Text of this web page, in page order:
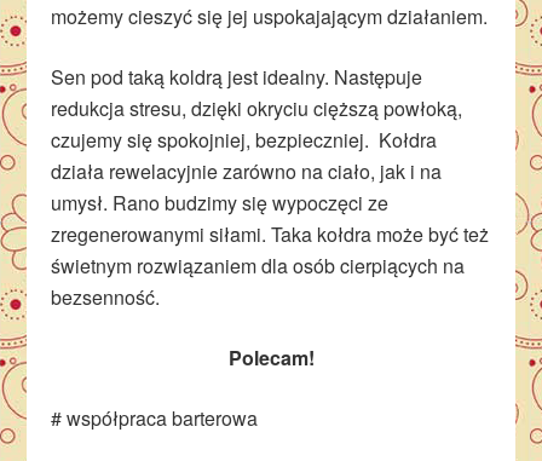
możemy cieszyć się jej uspokajającym działaniem.
Sen pod taką koldrą jest idealny. Następuje
redukcja stresu, dzięki okryciu cięższą powłoką,
czujemy się spokojniej, bezpieczniej. Kołdra
działa rewelacyjnie zarówno na ciało, jak i na
umysł. Rano budzimy się wypoczęci ze
zregenerowanymi siłami. Taka kołdra może być też
świetnym rozwiązaniem dla osób cierpiących na
bezsenność.
Polecam!
# współpraca barterowa